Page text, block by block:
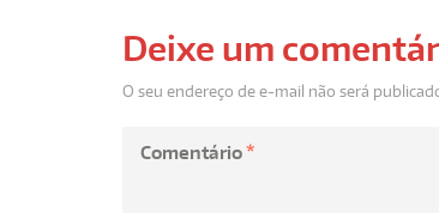
Deixe um
O seu endereço de e-mail não será
Comentário*